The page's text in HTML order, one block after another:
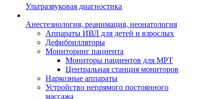
Ультразвуковая диагностика
Анестезиология, реанимация, неонатология
Аппараты ИВЛ для детей и взрослых
Дефибрилляторы
Мониторинг пациента
Мониторы пациентов для МРТ
Центральная станция мониторов
Наркозные аппараты
Устройство непрямого постоянного
массажа